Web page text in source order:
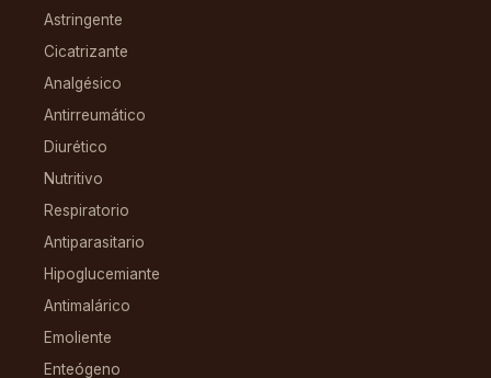
Astringente
Cicatrizante
Analgésico
Antirreumático
Diurético
Nutritivo
Respiratorio
Antiparasitario
Hipoglucemiante
Antimalárico
Emoliente
Enteógeno